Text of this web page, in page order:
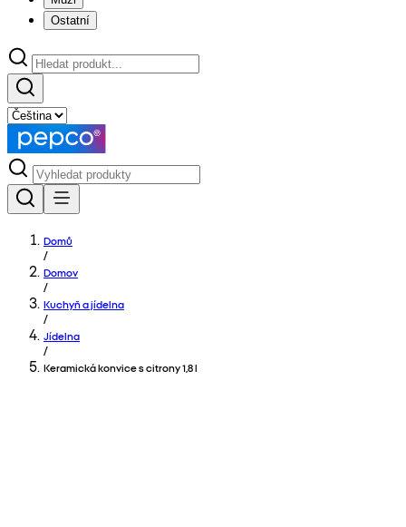
Ostatní
Domů
/
Domov
/
Kuchyň a jídelna
/
Jídelna
/
Keramická konvice s citrony 1,8 l